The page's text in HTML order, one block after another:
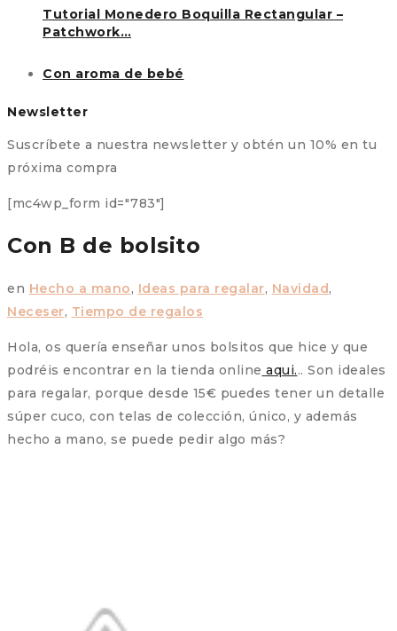
Tutorial Monedero Boquilla Rectangular –
Patchwork…
Con aroma de bebé
Newsletter
Suscríbete a nuestra newsletter y obtén un 10% en tu
próxima compra
[mc4wp_form id="783"]
Con B de bolsito
en Hecho a mano, Ideas para regalar, Navidad,
Neceser, Tiempo de regalos
Hola, os quería enseñar unos bolsitos que hice y que
podréis encontrar en la tienda online aqui... Son ideales
para regalar, porque desde 15€ puedes tener un detalle
súper cuco, con telas de colección, único, y además
hecho a mano, se puede pedir algo más?